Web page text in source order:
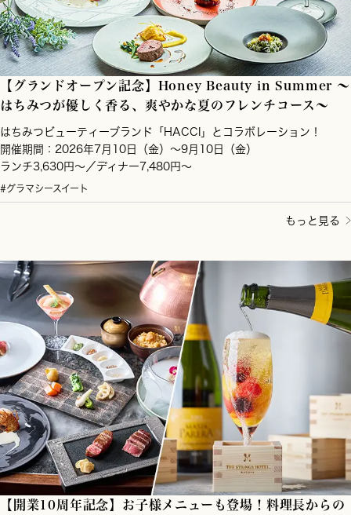
【グランドオープン記念】Honey Beauty in Summer ～
はちみつが優しく香る、爽やかな夏のフレンチコース～
はちみつビューティーブランド「HACCI」とコラボレーション！
開催期間：2026年7月10日（金）～9月10日（金）
ランチ3,630円～／ディナー7,480円～
#グラマシースイート
もっと見る
【開業10周年記念】お子様メニューも登場！料理長からの